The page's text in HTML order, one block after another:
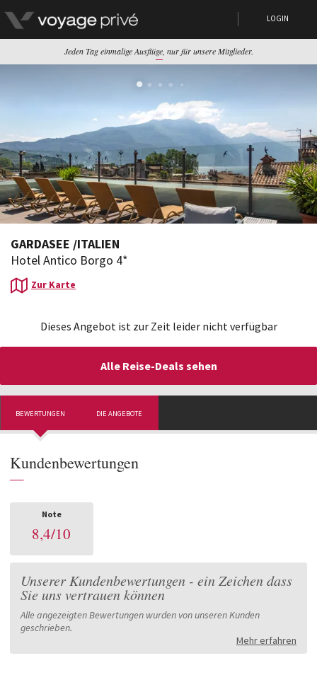
LOGIN
Jeden Tag einmalige Ausflüge, nur für unsere Mitglieder.
Dieses Angebot ist zur Zeit leider nicht verfügbar
Alle Reise-Deals sehen
GARDASEE /ITALIEN
Hotel Antico Borgo 4*
Zur Karte
BEWERTUNGEN DIE ANGEBOTE
Kundenbewertungen
—
Note
8,4/10
Unserer Kundenbewertungen - ein Zeichen dass
Sie uns vertrauen können
Alle angezeigten Bewertungen wurden von unseren Kunden
geschrieben.
Mehr erfahren